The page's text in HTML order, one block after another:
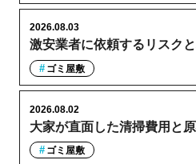
激安業者に依頼するリスク
2026.08.03
ゴミ屋敷
大家が直面した清掃費用と
2026.08.02
ゴミ屋敷